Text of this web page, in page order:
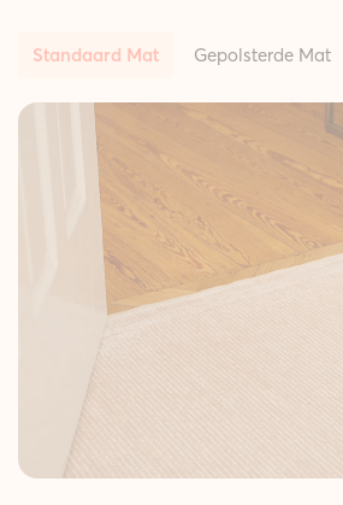
Standaard Mat Gepolsterde Mat